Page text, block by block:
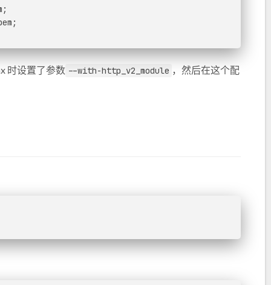
时设置了参数 --with-http_v2_module ，然后在这个配